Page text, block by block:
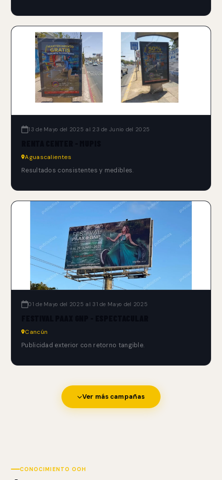
13 de Mayo del 2025 al 23 de Junio del 2025
Aguascalientes
Resultados consistentes y medibles.
01 de Mayo del 2025 al 31 de Mayo del 2025
Cancún
Publicidad exterior con retorno tangible.
Ver más campañas
CONOCIMIENTO OOH